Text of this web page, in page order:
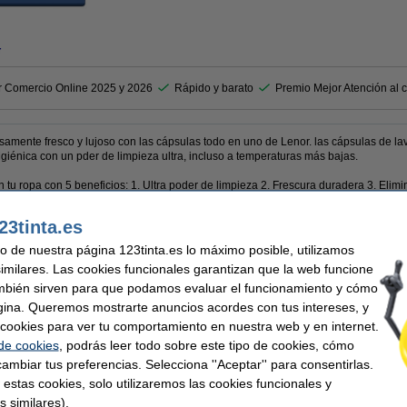
Comercio Online 2025 y 2026 Rápido y barato Premio Mejor Atención al
fresco y lujoso con las cápsulas todo en uno de Lenor. las cápsulas de
con un pder de limpieza ultra, incluso a temperaturas más bajas.
tu ropa con 5 beneficios: 1. Ultra poder de limpieza 2. Frescura duradera 3.
las cápsulas contienen una película soluble en agua y se entregan en una
detergente es suficiente para 16 lavados. Es importante mantener siempre las
Modelo:
& Orchid Capacidad lavados:
Información:
también han elegido estos artículos.
de nuestra página 123tinta.es lo máximo posible, utilizamos
Las cookies funcionales garantizan que la web funcione
sirven para que podamos evaluar el funcionamiento y cómo
Queremos mostrarte anuncios acordes con tus intereses, y
para ver tu comportamiento en nuestra web y en internet.
cookies, podrás leer todo sobre este tipo de cookies, cómo
tus preferencias. Selecciona ''Aceptar'' para consentirlas.
cookies, solo utilizaremos las cookies funcionales y
similares).